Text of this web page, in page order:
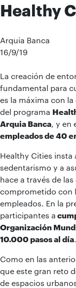
Healthy
Arquia Banca
16/9/19
La creación de
fundamental para
es la máxima con
del programa
Arquia Banca , y
empleados de 40
Healthy Cities insta
sedentarismo y a
hace a través de
comprometido con
empleados. En la
participantes a
Organización
10.000 pasos al día
Como en las
que este gran reto
de espacios